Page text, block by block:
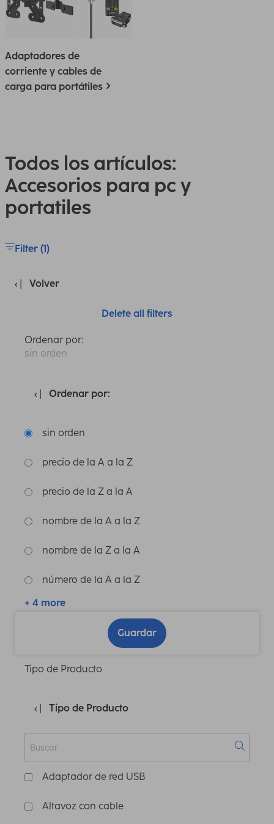
Adaptadores de
corriente y cables de
carga para portátiles
Todos los artículos:
Accesorios para pc y
portatiles
Filter (1)
Volver
Delete all filters
Ordenar por:
sin orden
Ordenar por:
sin orden
precio de la A a la Z
precio de la Z a la A
nombre de la A a la Z
nombre de la Z a la A
número de la A a la Z
+ 4 more
Guardar
Tipo de Producto
Tipo de Producto
Adaptador de red USB
Altavoz con cable